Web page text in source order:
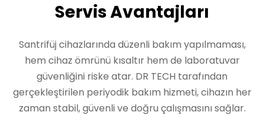
Servis Avantajları
Santrifüj cihazlarında düzenli bakım yapılmaması,
hem cihaz ömrünü kısaltır hem de laboratuvar
güvenliğini riske atar. DR TECH tarafından
gerçekleştirilen periyodik bakım hizmeti, cihazın her
zaman stabil, güvenli ve doğru çalışmasını sağlar.